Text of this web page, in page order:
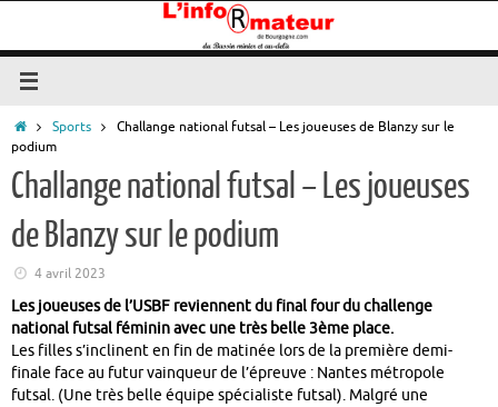
contenu
Accueil
Sports
Challange national futsal – Les joueuses de Blanzy sur le
podium
Challange national futsal – Les joueuses
de Blanzy sur le podium
4 avril 2023
Les joueuses de l’USBF reviennent du final four du challenge
national futsal féminin avec une très belle 3ème place.
Les filles s’inclinent en fin de matinée lors de la première demi-
finale face au futur vainqueur de l’épreuve : Nantes métropole
futsal. (Une très belle équipe spécialiste futsal). Malgré une